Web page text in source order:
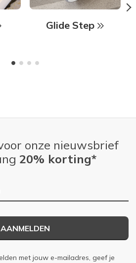
Glide Step
onze nieuwsbrief
20% korting*
AANMELDEN
met jouw e-mailadres, geef je